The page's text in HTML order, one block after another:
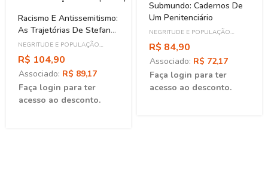
Racismo E Antissemitismo:
As Trajetórias De Stefan
Zweig, André Rebouças E
Joseph May
NEGRITUDE E POPULAÇÃO
NEGRA
R$ 104,90
Associado: R$ 89,17
Faça login para ter
acesso ao desconto.
Submundo: Cadernos De
Um Penitenciário
NEGRITUDE E POPULAÇÃO
NEGRA
R$ 84,90
Associado: R$ 72,17
Faça login para ter
acesso ao desconto.